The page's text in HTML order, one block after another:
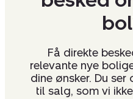
Få direkte
relevante nye
dine ønsker. Du
til salg, som vi